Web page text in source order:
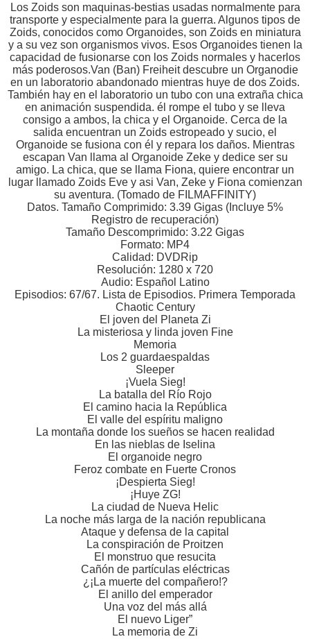
Los Zoids son maquinas-bestias usadas normalmente para
transporte y especialmente para la guerra. Algunos tipos de
Zoids, conocidos como Organoides, son Zoids en miniatura
y a su vez son organismos vivos. Esos Organoides tienen la
capacidad de fusionarse con los Zoids normales y hacerlos
más poderosos.Van (Ban) Freiheit descubre un Organodie
en un laboratorio abandonado mientras huye de dos Zoids.
También hay en el laboratorio un tubo con una extraña chica
en animación suspendida. él rompe el tubo y se lleva
consigo a ambos, la chica y el Organoide. Cerca de la
salida encuentran un Zoids estropeado y sucio, el
Organoide se fusiona con él y repara los daños. Mientras
escapan Van llama al Organoide Zeke y dedice ser su
amigo. La chica, que se llama Fiona, quiere encontrar un
lugar llamado Zoids Eve y asi Van, Zeke y Fiona comienzan
su aventura. (Tomado de FILMAFFINITY)
Datos. Tamaño Comprimido: 3.39 Gigas (Incluye 5%
Registro de recuperación)
Tamaño Descomprimido: 3.22 Gigas
Formato: MP4
Calidad: DVDRip
Resolución: 1280 x 720
Audio: Español Latino
Episodios: 67/67. Lista de Episodios. Primera Temporada
Chaotic Century
El joven del Planeta Zi
La misteriosa y linda joven Fine
Memoria
Los 2 guardaespaldas
Sleeper
¡Vuela Sieg!
La batalla del Río Rojo
El camino hacia la República
El valle del espíritu maligno
La montaña donde los sueños se hacen realidad
En las nieblas de Iselina
El organoide negro
Feroz combate en Fuerte Cronos
¡Despierta Sieg!
¡Huye ZG!
La ciudad de Nueva Helic
La noche más larga de la nación republicana
Ataque y defensa de la capital
La conspiración de Proitzen
El monstruo que resucita
Cañón de partículas eléctricas
¿¡La muerte del compañero!?
El anillo del emperador
Una voz del más allá
El nuevo Liger”
La memoria de Zi